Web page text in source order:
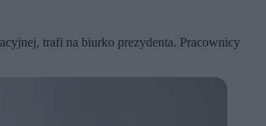
trafi na biurko prezydenta. Pracownicy